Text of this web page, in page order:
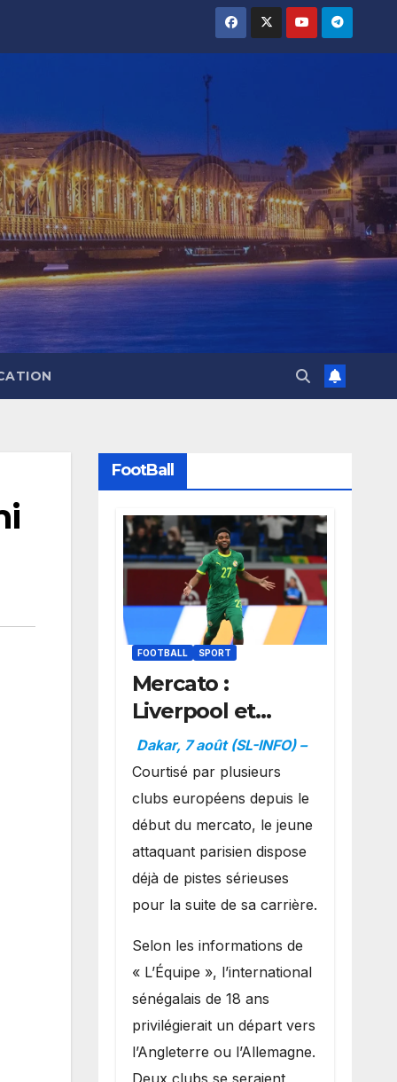
FootBall
FOOTBALL SPORT
Mercato :
Liverpool et
Dortmund se
positionnent en
favoris pour
recruter Ibrahim
Mbaye
Dakar, 7 août (SL-INFO) –
Courtisé par plusieurs
clubs européens depuis le
début du mercato, le jeune
attaquant parisien dispose
déjà de pistes sérieuses
pour la suite de sa carrière.
Selon les informations de
« L’Équipe », l’international
sénégalais de 18 ans
privilégierait un départ vers
l’Angleterre ou l’Allemagne.
Deux clubs se seraient